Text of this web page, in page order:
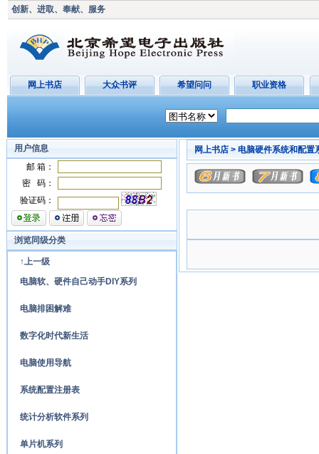
创新、进取、奉献、服务
网上书店 大众书评 希望问问 职业资格
用户信息
邮 箱：
密 码：
验证码：
浏览同级分类
↑上一级
电脑软、硬件自己动手DIY系列
电脑排困解难
数字化时代新生活
电脑使用导航
系统配置注册表
统计分析软件系列
单片机系列
网上书店 > 电脑硬件系统和配置